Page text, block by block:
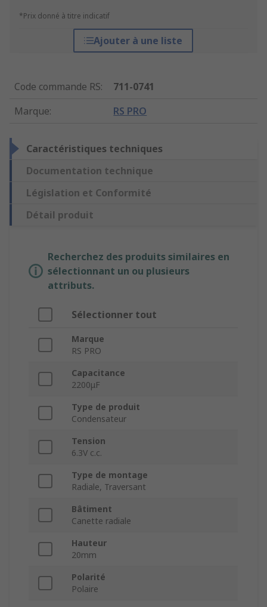
*Prix donné à titre indicatif
Ajouter à une liste
Code commande RS:
711-0741
Marque: RS PRO
Caractéristiques techniques
Documentation technique
Législation et Conformité
Détail produit
Recherchez des produits similaires en
sélectionnant un ou plusieurs
attributs.
Sélectionner tout
Marque
RS PRO
Capacitance
2200μF
Type de produit
Condensateur
Tension
6.3V c.c.
Type de montage
Radiale, Traversant
Bâtiment
Canette radiale
Hauteur
20mm
Polarité
Polaire